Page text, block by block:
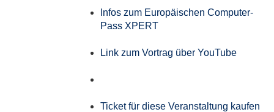
Infos zum Europäischen Computer-
Pass XPERT
Link zum Vortrag über YouTube
Ticket für diese Veranstaltung kaufen